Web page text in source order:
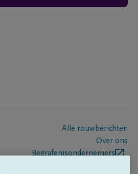
Alle rouwberichten
Over ons
Begrafenisondernemers